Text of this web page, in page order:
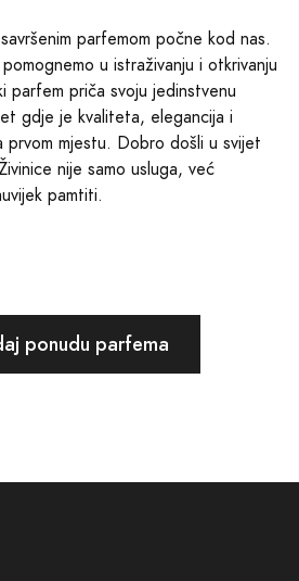
parfemom počne kod nas.
u istraživanju i otkrivanju
parfem priča svoju jedinstvenu
gdje je kvaliteta, elegancija i
prvom mjestu. Dobro došli u svijet
nije samo usluga, već
pamtiti.
ponudu parfema